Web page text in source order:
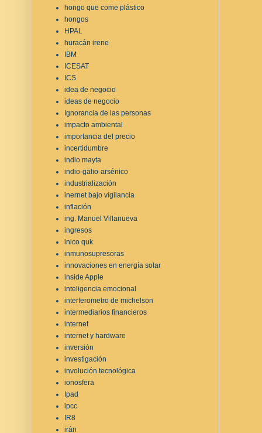
hongo que come plástico
hongos
HPAL
huracán irene
IBM
ICESAT
ICS
idea de negocio
ideas de negocio
Ignorancia de las personas
impacto ambiental
importancia del precio
incertidumbre
indio mayta
indio-galio-arsénico
industrialización
inernet bajo vigilancia
inflación
ing. Manuel Villanueva
ingresos
inico quk
inmunosupresoras
innovaciones en energía solar
inside Apple
inteligencia emocional
interferometro de michelson
intermediarios financieros
internet
internet y hardware
inversión
investigación
involución tecnológica
ionosfera
Ipad
ipcc
IR8
irán